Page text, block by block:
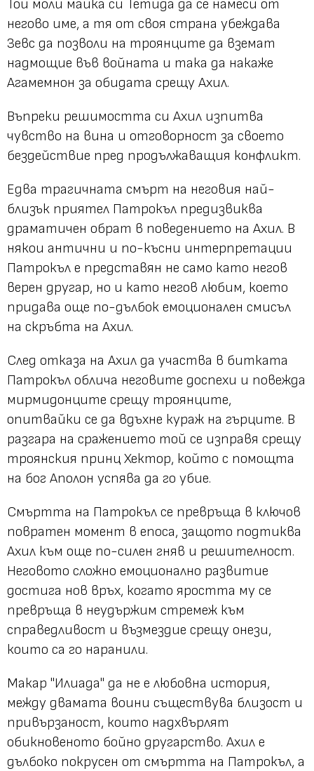
Той моли майка си Тетида да се намеси от
негово име, а тя от своя страна убеждава
Зевс да позволи на троянците да вземат
надмощие във войната и така да накаже
Агамемнон за обидата срещу Ахил.
Въпреки решимостта си Ахил изпитва
чувство на вина и отговорност за своето
бездействие пред продължаващия конфликт.
Едва трагичната смърт на неговия най-
близък приятел Патрокъл предизвиква
драматичен обрат в поведението на Ахил. В
някои антични и по-късни интерпретации
Патрокъл е представян не само като негов
верен другар, но и като негов любим, което
придава още по-дълбок емоционален смисъл
на скръбта на Ахил.
След отказа на Ахил да участва в битката
Патрокъл облича неговите доспехи и повежда
мирмидонците срещу троянците,
опитвайки се да вдъхне кураж на гърците. В
разгара на сражението той се изправя срещу
троянския принц Хектор, който с помощта
на бог Аполон успява да го убие.
Смъртта на Патрокъл се превръща в ключов
повратен момент в епоса, защото подтиква
Ахил към още по-силен гняв и решителност.
Неговото сложно емоционално развитие
достига нов връх, когато яростта му се
превръща в неудържим стремеж към
справедливост и възмездие срещу онези,
които са го наранили.
Макар "Илиада" да не е любовна история,
между двамата воини съществува близост и
привързаност, които надхвърлят
обикновеното бойно другарство. Ахил е
дълбоко покрусен от смъртта на Патрокъл, а